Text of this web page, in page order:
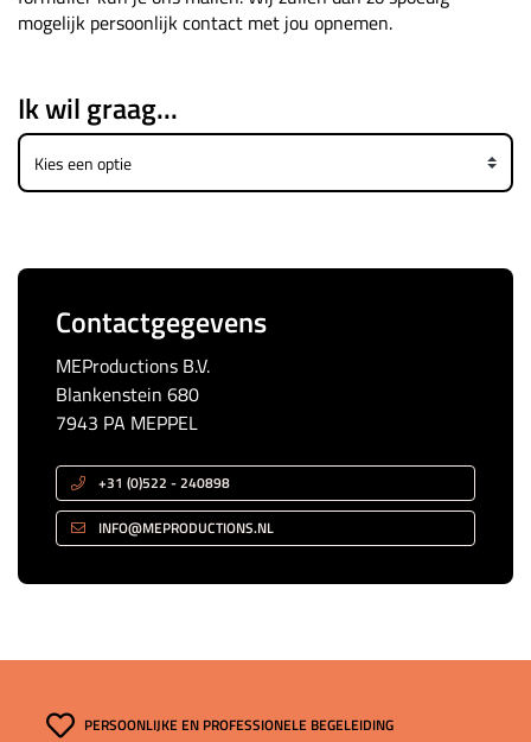
mogelijk persoonlijk contact met jou opnemen.
Ik wil graag...
Contactgegevens
MEProductions B.V.
Blankenstein 680
7943 PA MEPPEL
+31 (0)522 - 240898
INFO@MEPRODUCTIONS.NL
PERSOONLIJKE EN PROFESSIONELE BEGELEIDING